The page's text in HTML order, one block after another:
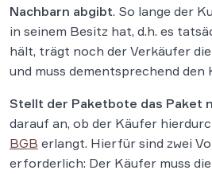
Nachbarn abgibt. So lange der
in seinem Besitz hat, d.h. es
hält, trägt noch der Verkäufer
und muss dementsprechend
Stellt der Paketbote das Paket
darauf an, ob der Käufer
BGB erlangt. Hierfür sind zwei
erforderlich: Der Käufer muss